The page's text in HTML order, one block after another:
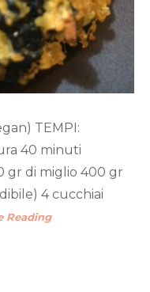
TEMPI:
40 minuti
gr di miglio 400 gr
4 cucchiai
Reading